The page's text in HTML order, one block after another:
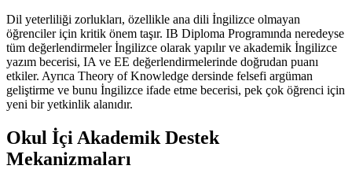
Dil yeterliliği zorlukları, özellikle ana dili İngilizce olmayan
öğrenciler için kritik önem taşır. IB Diploma Programında neredeyse
tüm değerlendirmeler İngilizce olarak yapılır ve akademik İngilizce
yazım becerisi, IA ve EE değerlendirmelerinde doğrudan puanı
etkiler. Ayrıca Theory of Knowledge dersinde felsefi argüman
geliştirme ve bunu İngilizce ifade etme becerisi, pek çok öğrenci için
yeni bir yetkinlik alanıdır.
Okul İçi Akademik Destek
Mekanizmaları